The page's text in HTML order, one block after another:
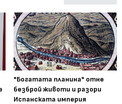
"Богатата планина" отне
безброй животи и разори
Испанската империя